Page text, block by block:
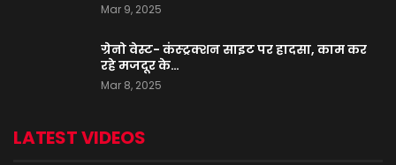
Mar 9, 2025
ग्रेनो वेस्ट- कंस्ट्रक्शन साइट पर हादसा, काम कर
रहे मजदूर के…
Mar 8, 2025
LATEST VIDEOS